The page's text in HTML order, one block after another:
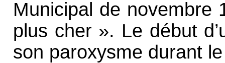
Municipal de novembre
plus cher ». Le début
son paroxysme durant